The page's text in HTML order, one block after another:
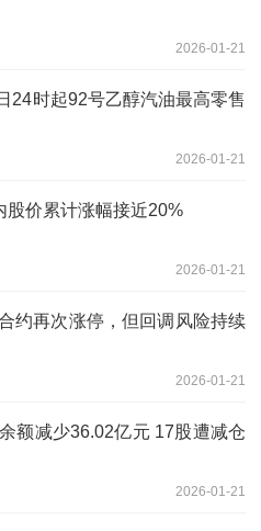
2026-01-21
24时起92号乙醇汽油最高零售
2026-01-21
股价累计涨幅接近20%
2026-01-21
约再次涨停，但回调风险持续
2026-01-21
额减少36.02亿元 17股遭减仓
2026-01-21